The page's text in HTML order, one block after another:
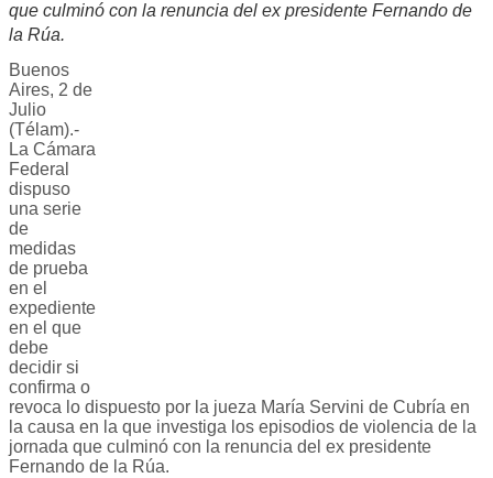
que culminó con la renuncia del ex presidente Fernando de
la Rúa.
Buenos
Aires, 2 de
Julio
(Télam).-
La Cámara
Federal
dispuso
una serie
de
medidas
de prueba
en el
expediente
en el que
debe
decidir si
confirma o
revoca lo dispuesto por la jueza María Servini de Cubría en
la causa en la que investiga los episodios de violencia de la
jornada que culminó con la renuncia del ex presidente
Fernando de la Rúa.